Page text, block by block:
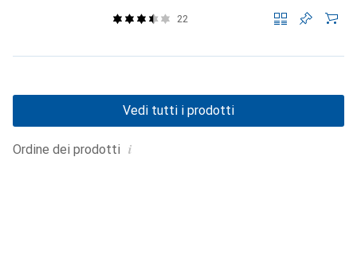
22
Ordine dei prodotti i
Vedi tutti i prodotti